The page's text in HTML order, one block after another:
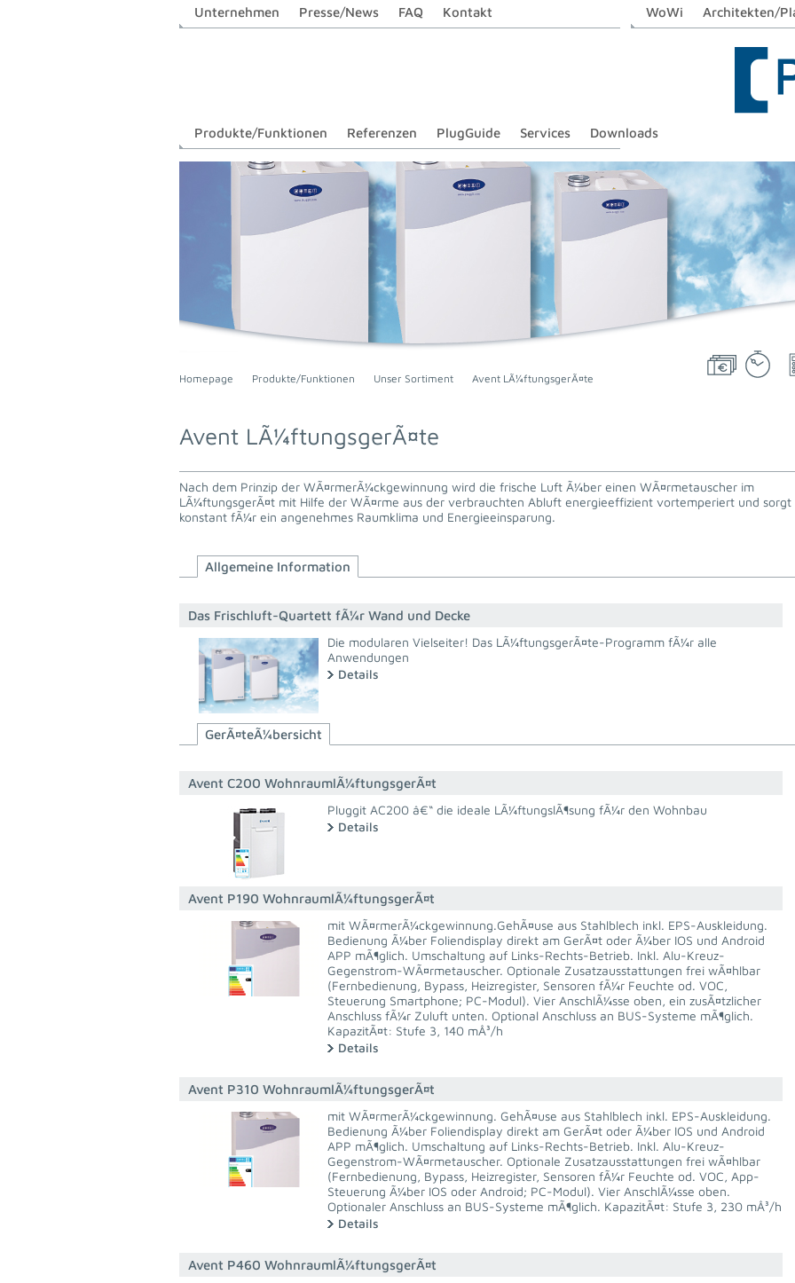
Unternehmen Presse/News FAQ Kontakt WoWi Architekten/
Produkte/Funktionen Referenzen PlugGuide Services Downloads
Homepage Produkte/Funktionen Unser Sortiment Avent LÃ¼ftungsgerÃ¤te
Avent LÃ¼ftungsgerÃ¤te
Nach dem Prinzip der WÃ¤rmerÃ¼ckgewinnung wird die frische Luft Ã¼ber einen WÃ¤rmetauscher im
LÃ¼ftungsgerÃ¤t mit Hilfe der WÃ¤rme aus der verbrauchten Abluft energieeffizient vortemperiert und sorgt
konstant fÃ¼r ein angenehmes Raumklima und Energieeinsparung.
Allgemeine Information
Das Frischluft-Quartett fÃ¼r Wand und Decke
Die modularen Vielseiter! Das LÃ¼ftungsgerÃ¤te-Programm fÃ¼r alle
Anwendungen
Details
GerÃ¤teÃ¼bersicht
Avent C200 WohnraumlÃ¼ftungsgerÃ¤t
Pluggit AC200 â€“ die ideale LÃ¼ftungslÃ¶sung fÃ¼r den Wohnbau
Details
Avent P190 WohnraumlÃ¼ftungsgerÃ¤t
mit WÃ¤rmerÃ¼ckgewinnung.GehÃ¤use aus Stahlblech inkl. EPS-Auskleidung.
Bedienung Ã¼ber Foliendisplay direkt am GerÃ¤t oder Ã¼ber IOS und Android
APP mÃ¶glich. Umschaltung auf Links-Rechts-Betrieb. Inkl. Alu-Kreuz-
Gegenstrom-WÃ¤rmetauscher. Optionale Zusatzausstattungen frei wÃ¤hlbar
(Fernbedienung, Bypass, Heizregister, Sensoren fÃ¼r Feuchte od. VOC,
Steuerung Smartphone; PC-Modul). Vier AnschlÃ¼sse oben, ein zusÃ¤tzlicher
Anschluss fÃ¼r Zuluft unten. Optional Anschluss an BUS-Systeme mÃ¶glich.
KapazitÃ¤t: Stufe 3, 140 mÂ³/h
Details
Avent P310 WohnraumlÃ¼ftungsgerÃ¤t
mit WÃ¤rmerÃ¼ckgewinnung. GehÃ¤use aus Stahlblech inkl. EPS-Auskleidung.
Bedienung Ã¼ber Foliendisplay direkt am GerÃ¤t oder Ã¼ber IOS und Android
APP mÃ¶glich. Umschaltung auf Links-Rechts-Betrieb. Inkl. Alu-Kreuz-
Gegenstrom-WÃ¤rmetauscher. Optionale Zusatzausstattungen frei wÃ¤hlbar
(Fernbedienung, Bypass, Heizregister, Sensoren fÃ¼r Feuchte od. VOC, App-
Steuerung Ã¼ber IOS oder Android; PC-Modul). Vier AnschlÃ¼sse oben.
Optionaler Anschluss an BUS-Systeme mÃ¶glich. KapazitÃ¤t: Stufe 3, 230 mÂ³/h
Details
Avent P460 WohnraumlÃ¼ftungsgerÃ¤t